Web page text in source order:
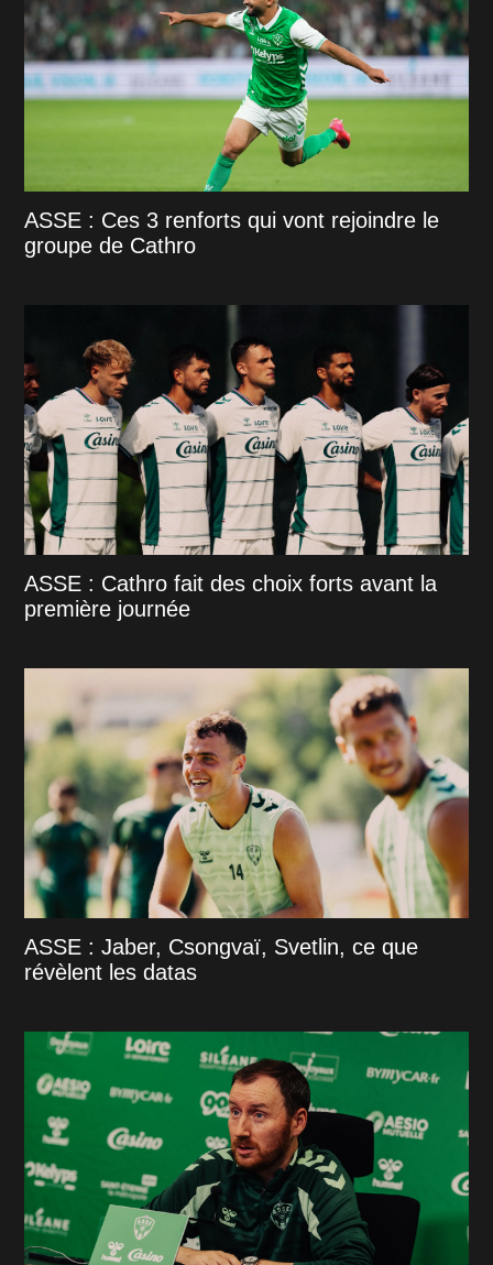
ASSE : Ces 3 renforts qui vont rejoindre le
groupe de Cathro
ASSE : Cathro fait des choix forts avant la
première journée
ASSE : Jaber, Csongvaï, Svetlin, ce que
révèlent les datas